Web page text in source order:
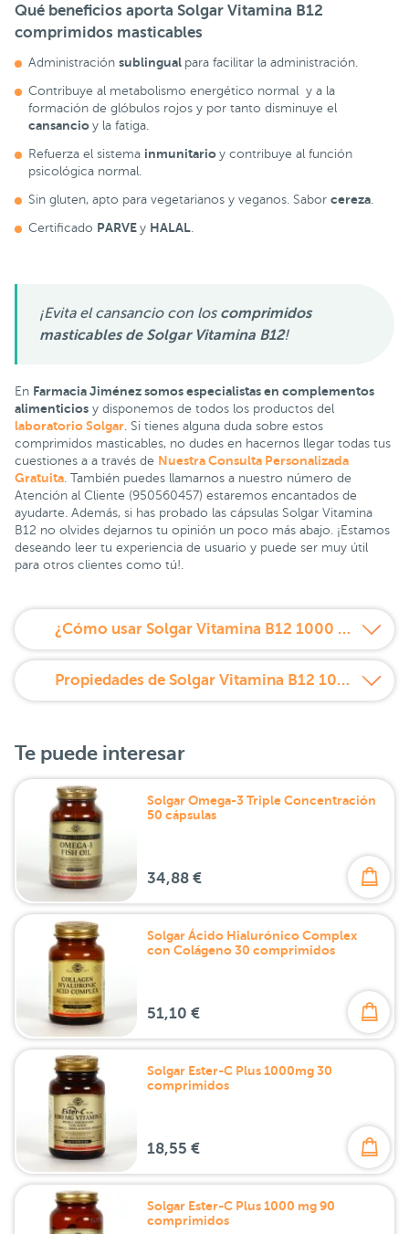
Qué beneficios aporta Solgar Vitamina B12
comprimidos masticables
Administración sublingual para facilitar la administración.
Contribuye al metabolismo energético normal y a la
formación de glóbulos rojos y por tanto disminuye el
cansancio y la fatiga.
Refuerza el sistema inmunitario y contribuye al función
psicológica normal.
Sin gluten, apto para vegetarianos y veganos. Sabor cereza.
Certificado PARVE y HALAL.
¡Evita el cansancio con los comprimidos
masticables de Solgar Vitamina B12!
En Farmacia Jiménez somos especialistas en complementos
alimenticios y disponemos de todos los productos del
laboratorio Solgar. Si tienes alguna duda sobre estos
comprimidos masticables, no dudes en hacernos llegar todas tus
cuestiones a a través de Nuestra Consulta Personalizada
Gratuita. También puedes llamarnos a nuestro número de
Atención al Cliente (950560457) estaremos encantados de
ayudarte. Además, si has probado las cápsulas Solgar Vitamina
B12 no olvides dejarnos tu opinión un poco más abajo. ¡Estamos
deseando leer tu experiencia de usuario y puede ser muy útil
para otros clientes como tú!.
¿Cómo usar Solgar Vitamina B12 1000 microgramos 250 comprimidos masticables?
Propiedades de Solgar Vitamina B12 1000 microgramos 250 comprimidos masticables
Te puede interesar
Solgar Omega-3 Triple Concentración
50 cápsulas
34,88 €
Solgar Ácido Hialurónico Complex
con Colágeno 30 comprimidos
51,10 €
Solgar Ester-C Plus 1000mg 30
comprimidos
18,55 €
Solgar Ester-C Plus 1000 mg 90
comprimidos